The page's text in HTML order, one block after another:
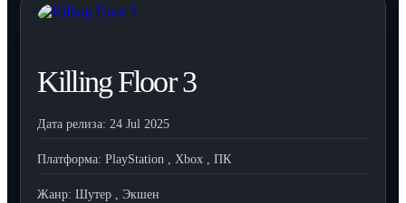
Killing Floor 3
Дата релиза: 24 Jul 2025
Платформа: PlayStation , Xbox , ПК
Жанр: Шутер , Экшен